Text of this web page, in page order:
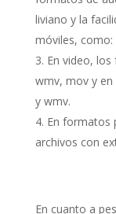
liviano y la
móviles, como:
En video,
wmv, mov y
y wmv.
En formatos
archivos con
En cuanto a